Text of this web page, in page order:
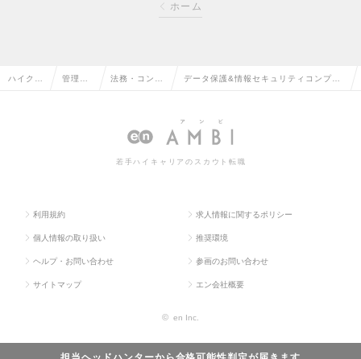
ホーム
ハイクラ 管理部 法務・コンプ データ保護&情報セキュリティコンプラ
の求人情報
若手ハイキャリアのスカウト転職
利用規約 求人情報に関するポリシー
個人情報の取り扱い 推奨環境
ヘルプ・お問い合わせ 参画のお問い合わせ
サイトマップ エン会社概要
© en Inc.